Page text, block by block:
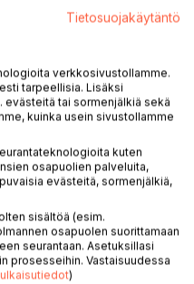
Tietosuojakäytäntö
verkkosivustollamme.
tarpeellisia. Lisäksi
tai sormenjälkiä sekä
kuinka usein sivustollamme
kuten
osapuolien palveluita,
evästeitä, sormenjälkiä,
sisältöä (esim.
osapuolen suorittamaan
seurantaan. Asetuksillasi
prosesseihin. Vastaisuudessa
)